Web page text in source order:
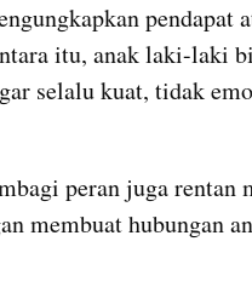
pendapat
itu, anak laki-laki
selalu kuat, tidak
peran juga rentan
membuat hubungan